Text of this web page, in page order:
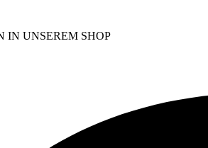
IN UNSEREM SHOP